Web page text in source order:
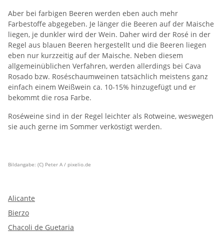
Aber bei farbigen Beeren werden eben auch mehr
Farbestoffe abgegeben. Je länger die Beeren auf der Maische
liegen, je dunkler wird der Wein. Daher wird der Rosé in der
Regel aus blauen Beeren hergestellt und die Beeren liegen
eben nur kurzzeitig auf der Maische. Neben diesem
allgemeinüblichen Verfahren, werden allerdings bei Cava
Rosado bzw. Roséschaumweinen tatsächlich meistens ganz
einfach einem Weißwein ca. 10-15% hinzugefügt und er
bekommt die rosa Farbe.
Roséweine sind in der Regel leichter als Rotweine, weswegen
sie auch gerne im Sommer verköstigt werden.
Bildangabe: (C) Peter A / pixelio.de
Alicante
Bierzo
Chacoli de Guetaria